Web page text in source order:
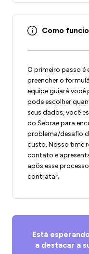
Como
O primeiro passo é
preencher o
equipe guiará você
pode escolher
seus dados, você
do Sebrae para
problema/desafio
custo. Nosso time
contato e
após esse
contratar.
Está
a destacar a